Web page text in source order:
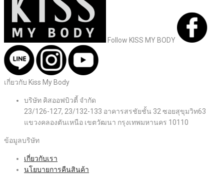
Follow KISS MY BODY
เกี่ยวกับ Kiss My Body
บริษัท คิสออฟบิวตี้ จำกัด
23/126-127, 23/132-133 อาคารสรชัยชั้น 32 ซอยสุขุมวิท63
แขวงคลองตันเหนือ เขตวัฒนา กรุงเทพมหานคร 10110
ข้อมูลบริษัท
เกี่ยวกับเรา
นโยบายการคืนสินค้า